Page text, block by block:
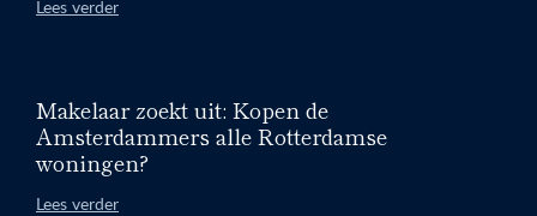
Lees verder
Makelaar zoekt uit: Kopen de
Amsterdammers alle Rotterdamse
woningen?
Lees verder